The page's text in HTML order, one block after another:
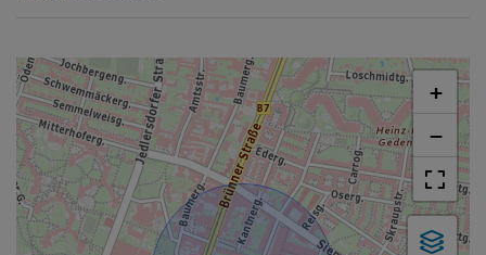
+
−